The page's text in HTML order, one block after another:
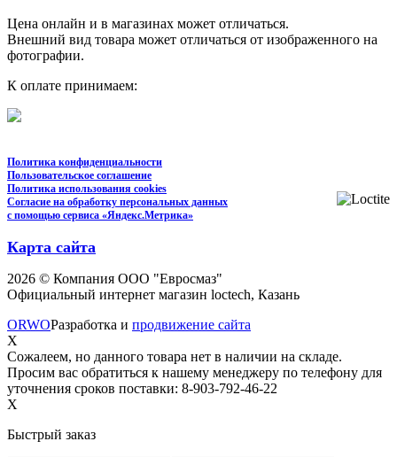
Цена онлайн и в магазинах может отличаться.
Внешний вид товара может отличаться от изображенного на
фотографии.
К оплате принимаем:
Политика конфиденциальности
Пользовательское соглашение
Политика использования cookies
Согласие на обработку персональных данных
с помощью сервиса «Яндекс.Метрика»
Карта сайта
2026 © Компания ООО "Евросмаз"
Официальный интернет магазин loctech, Казань
ORWOРазработка и продвижение сайта
X
Сожалеем, но данного товара нет в наличии на складе.
Просим вас обратиться к нашему менеджеру по телефону для
уточнения сроков поставки: 8-903-792-46-22
X
Быстрый заказ